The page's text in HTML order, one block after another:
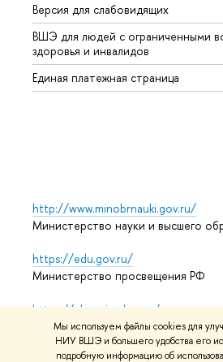
Мы используем файлы cookies для
НИУ ВШЭ и большего удобства его
подробную информацию об
Версия для слабовидящих
ВШЭ для людей с ограниченными
здоровья и инвалидов
Единая платежная страница
http://www.minobrnauki.gov.ru/
Министерство науки и высшего
https://edu.gov.ru/
Министерство просвещения РФ
https://elearning.hse.ru/mooc
Массовые открытые онлайн-курсы